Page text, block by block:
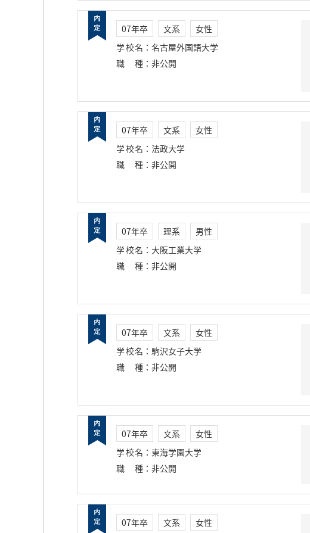
07年卒 文系
女性
学校名 ： 名古屋外国語大学
職種 ： 非公開
07年卒 文系
女性
学校名 ： 法政大学
職種 ： 非公開
07年卒 理系
男性
学校名 ： 大阪工業大学
職種 ： 非公開
07年卒 文系
女性
学校名 ： 駒沢女子大学
職種 ： 非公開
07年卒 文系
女性
学校名 ： 東海学園大学
職種 ： 非公開
07年卒 文系
女性